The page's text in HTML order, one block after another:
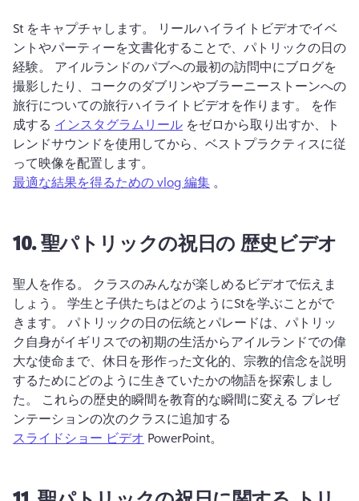
St をキャプチャします。
リールハイライトビデオでイベ
ントやパーティーを文書化することで、パトリックの日の
経験。 アイルランドのパブへの最初の訪問中にブログを
撮影したり、コークのダブリンやブラーニーストーンへの
旅行についての旅行ハイライトビデオを作ります。 を作
成する インスタグラムリール をゼロから取り出すか、ト
レンドサウンドを使用してから、ベストプラクティスに従
って映像を配置します。
最適な結果を得るための vlog 編集 。
10.聖パトリックの祝日の 歴史ビデオ
聖人を作る。 クラスのみんなが楽しめるビデオで伝えま
しょう。 学生と子供たちはどのようにStを学ぶことがで
きます。 パトリックの日の伝統とパレードは、パトリッ
ク自身がイギリスでの初期の生活からアイルランドでの偉
大な使命まで、休日を形作った文化的、宗教的信念を説明
するためにどのように生きていたかの物語を探索しまし
た。 これらの歴史的瞬間を教育的な瞬間に変える プレゼ
ンテーションの次のクラスに追加する
スライドショー ビデオ PowerPoint。